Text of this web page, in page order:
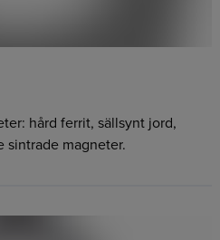
hård ferrit, sällsynt jord,
sintrade magneter.